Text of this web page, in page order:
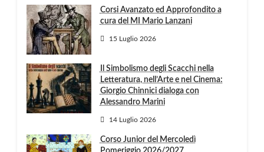
Corsi Avanzato ed Approfondito a
cura del MI Mario Lanzani
15 Luglio 2026
Il Simbolismo degli Scacchi nella
Letteratura, nell’Arte e nel Cinema:
Giorgio Chinnici dialoga con
Alessandro Marini
14 Luglio 2026
Corso Junior del Mercoledì